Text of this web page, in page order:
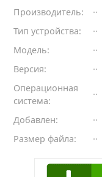
Производитель:
Тип устройства:
Модель:
Версия:
Операционная
система:
Добавлен:
Размер файла: